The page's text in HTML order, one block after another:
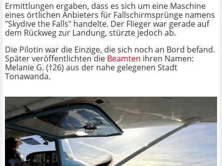
Ermittlungen ergaben, dass es sich um eine Maschine
eines örtlichen Anbieters für Fallschirmsprünge namens
"Skydive the Falls" handelte. Der Flieger war gerade auf
dem Rückweg zur Landung, stürzte jedoch ab.
Die Pilotin war die Einzige, die sich noch an Bord befand.
Später veröffentlichten die Beamten ihren Namen:
Melanie G. (†26) aus der nahe gelegenen Stadt
Tonawanda.